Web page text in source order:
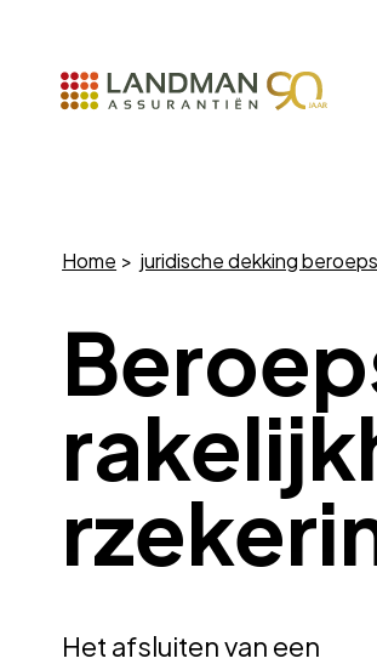
Home juridische dekking
Het afsluiten van een